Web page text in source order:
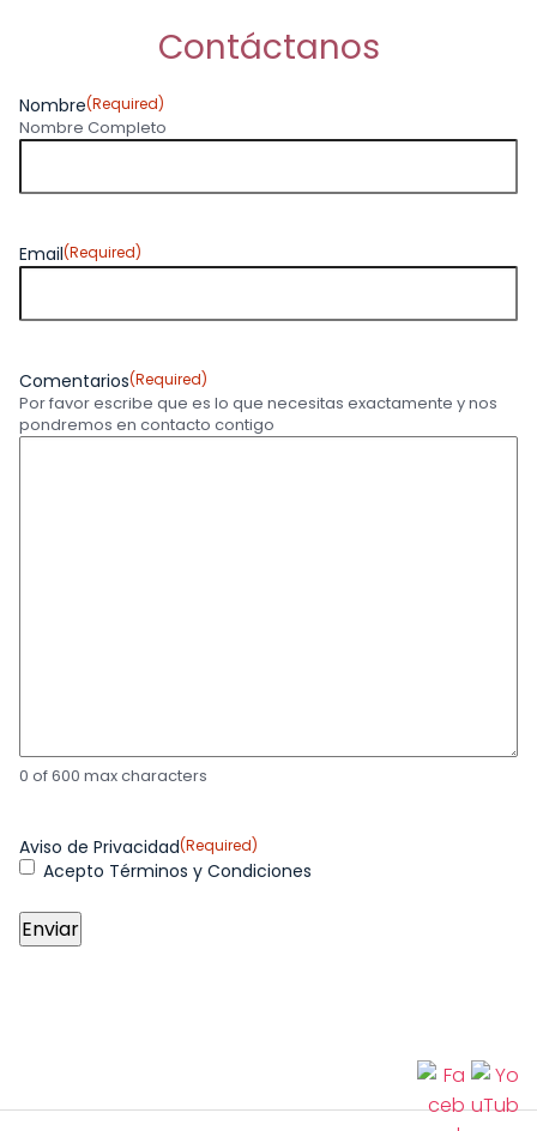
Contáctanos
Nombre(Required)
Nombre Completo
Email(Required)
Comentarios(Required)
Por favor escribe que es lo que necesitas exactamente y nos
pondremos en contacto contigo
0 of 600 max characters
Aviso de Privacidad(Required)
Acepto Términos y Condiciones